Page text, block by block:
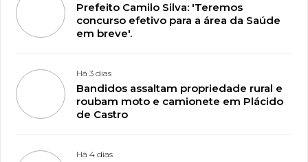
Prefeito Camilo Silva: 'Teremos
concurso efetivo para a área da Saúde
em breve'.
Há 3 dias
Bandidos assaltam propriedade rural e
roubam moto e camionete em Plácido
de Castro
Há 4 dias